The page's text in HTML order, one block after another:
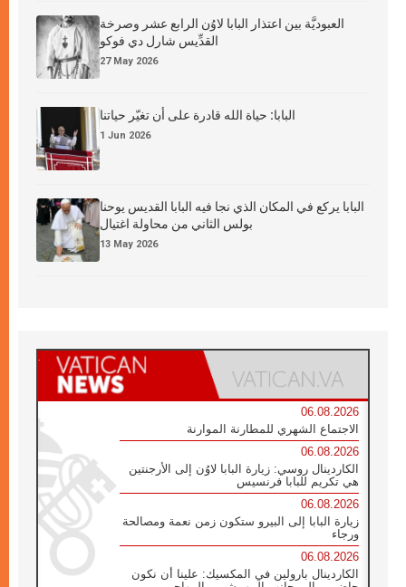
العبوديَّة بين اعتذار البابا لاوُن الرابع عشر وصرخة
القدِّيس شارل دي فوكو
27 May 2026
البابا: حياة الله قادرة على أن تغيّر حياتنا
1 Jun 2026
البابا يركع في المكان الذي نجا فيه البابا القديس يوحنا
بولس الثاني من محاولة اغتيال
13 May 2026
06.08.2026
الاجتماع الشهري للمطارنة الموارنة
06.08.2026
الكاردينال روسي: زيارة البابا لاوُن إلى الأرجنتين
هي تكريم للبابا فرنسيس
06.08.2026
زيارة البابا إلى البيرو ستكون زمن نعمة ومصالحة
ورجاء
06.08.2026
الكاردينال بارولين في المكسيك: علينا أن نكون